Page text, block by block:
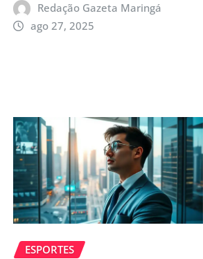
Redação Gazeta Maringá
ago 27, 2025
ESPORTES